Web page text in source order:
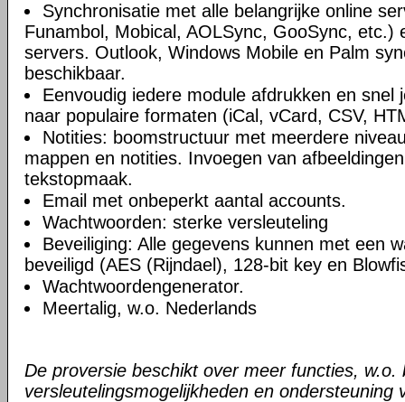
Synchronisatie met alle belangrijke online
Funambol, Mobical, AOLSync, GooSync, etc.)
servers. Outlook, Windows Mobile en Palm
beschikbaar.
Eenvoudig iedere module afdrukken en snel
naar populaire formaten (iCal, vCard, CSV,
Notities: boomstructuur met meerdere
mappen en notities. Invoegen van
tekstopmaak.
Email met onbeperkt aantal accounts.
Wachtwoorden: sterke versleuteling
Beveiliging: Alle gegevens kunnen met een
beveiligd (AES (Rijndael), 128-bit key en
Wachtwoordengenerator.
Meertalig, w.o. Nederlands
De proversie beschikt over meer functies, w.o.
versleutelingsmogelijkheden en ondersteuning